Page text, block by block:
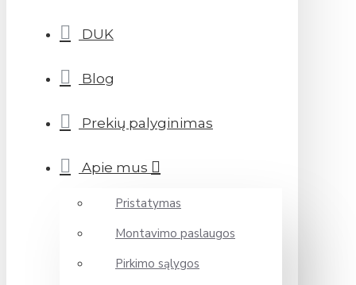
DUK
Blog
Prekių palyginimas
Apie mus
Pristatymas
Montavimo paslaugos
Pirkimo sąlygos